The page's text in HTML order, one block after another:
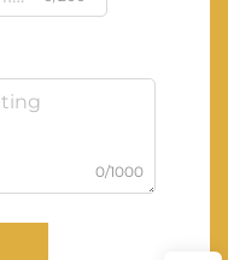
0/1000